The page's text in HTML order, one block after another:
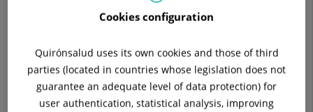
estén informados debidamente. Del mismo modo, se les
informará de los horarios de visita en cada una de la
unidades y/o servicios, todo ello con el objetivo de favorecer
el descanso de los pacientes y su pronta recuperación.
Cookies configuration
Quirónsalud uses its own cookies and those of third
parties (located in countries whose legislation does not
guarantee an adequate level of data protection) for
user authentication, statistical analysis, improving